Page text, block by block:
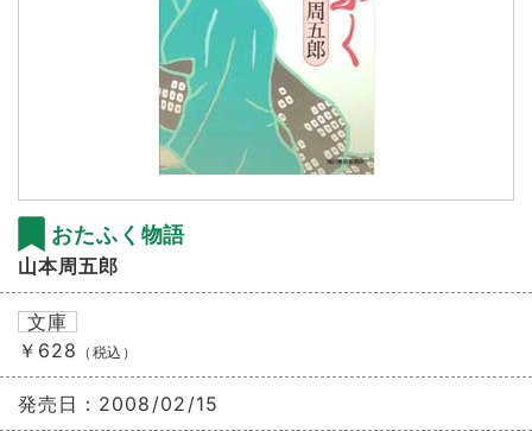
おたふく物語
山本周五郎
文庫
￥628 （税込）
発売日： 2008/02/15